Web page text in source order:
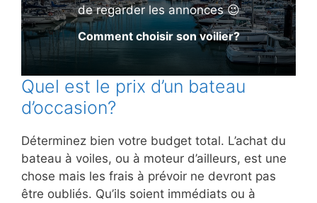
de regarder les annonces 😉
Comment choisir son voilier?
Quel est le prix d’un bateau
d’occasion?
Déterminez bien votre budget total. L’achat du
bateau à voiles, ou à moteur d’ailleurs, est une
chose mais les frais à prévoir ne devront pas
être oubliés. Qu’ils soient immédiats ou à